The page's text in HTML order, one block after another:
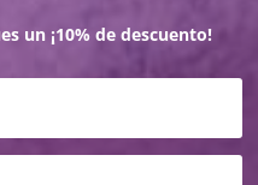
un ¡10% de descuento!